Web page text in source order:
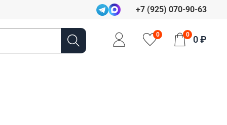
+7 (925) 070-90-63
0 0 0 ₽